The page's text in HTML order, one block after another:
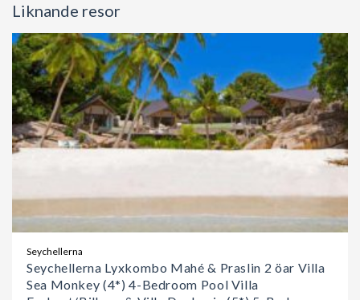
Liknande resor
Seychellerna
Seychellerna Lyxkombo Mahé & Praslin 2 öar Villa
Sea Monkey (4*) 4-Bedroom Pool Villa